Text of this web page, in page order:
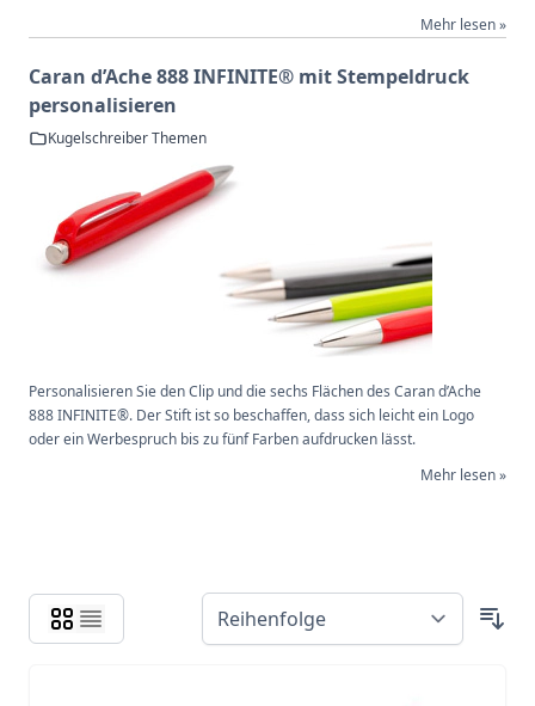
Mehr lesen »
Caran d’Ache 888 INFINITE® mit Stempeldruck
personalisieren
Kugelschreiber Themen
Personalisieren Sie den Clip und die sechs Flächen des Caran d’Ache
888 INFINITE®. Der Stift ist so beschaffen, dass sich leicht ein Logo
oder ein Werbespruch bis zu fünf Farben aufdrucken lässt.
Mehr lesen »